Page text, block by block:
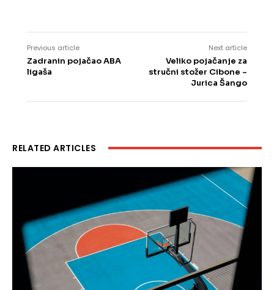
Previous article
Zadranin pojačao ABA
ligaša
Next article
Veliko pojačanje za
stručni stožer Cibone –
Jurica Šango
RELATED ARTICLES